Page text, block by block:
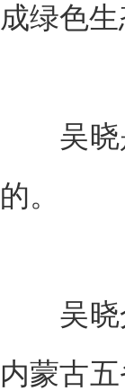
成绿色生
吴晓是
的。
吴晓介
内蒙古